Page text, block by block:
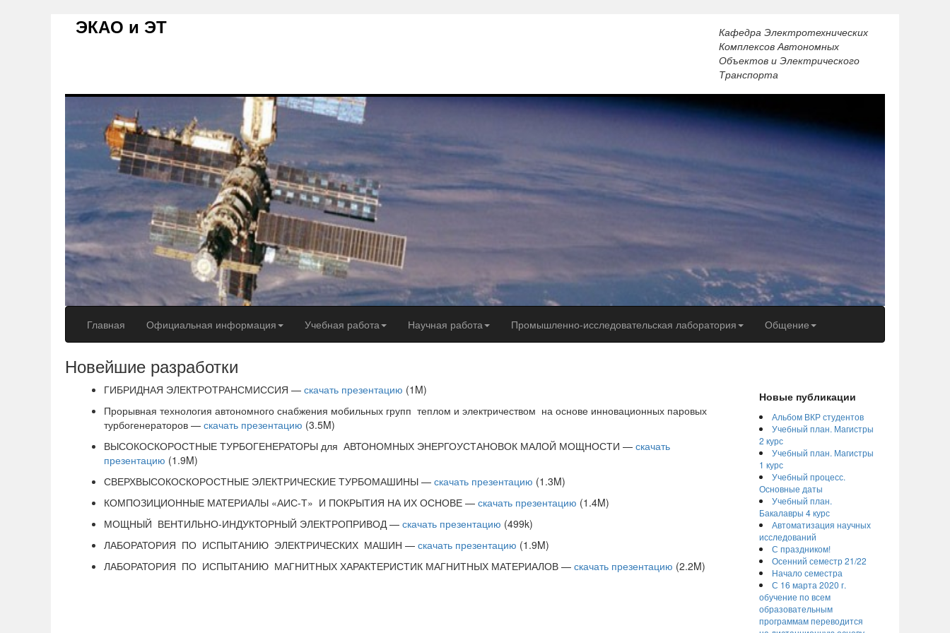
ЭКАО и ЭТ
Кафедра Электротехнических
Комплексов Автономных
Объектов и Электрического
Транспорта
Главная Официальная информация Учебная работа Научная работа Промышленно-исследовательская лаборатория Общение
Новейшие разработки
ГИБРИДНАЯ ЭЛЕКТРОТРАНСМИССИЯ — скачать презентацию (1M)
Прорывная технология автономного снабжения мобильных групп теплом и электричеством на основе инновационных паровых
турбогенераторов — скачать презентацию (3.5M)
ВЫСОКОСКОРОСТНЫЕ ТУРБОГЕНЕРАТОРЫ для АВТОНОМНЫХ ЭНЕРГОУСТАНОВОК МАЛОЙ МОЩНОСТИ — скачать
презентацию (1.9M)
СВЕРХВЫСОКОСКОРОСТНЫЕ ЭЛЕКТРИЧЕСКИЕ ТУРБОМАШИНЫ — скачать презентацию (1.3M)
КОМПОЗИЦИОННЫЕ МАТЕРИАЛЫ «АИС-Т» И ПОКРЫТИЯ НА ИХ ОСНОВЕ — скачать презентацию (1.4M)
МОЩНЫЙ ВЕНТИЛЬНО-ИНДУКТОРНЫЙ ЭЛЕКТРОПРИВОД — скачать презентацию (499k)
ЛАБОРАТОРИЯ ПО ИСПЫТАНИЮ ЭЛЕКТРИЧЕСКИХ МАШИН — скачать презентацию (1.9M)
ЛАБОРАТОРИЯ ПО ИСПЫТАНИЮ МАГНИТНЫХ ХАРАКТЕРИСТИК МАГНИТНЫХ МАТЕРИАЛОВ — скачать презентацию (2.2M)
Новые публикации
Альбом ВКР студентов
Учебный план. Магистры
2 курс
Учебный план. Магистры
1 курс
Учебный процесс.
Основные даты
Учебный план.
Бакалавры 4 курс
Автоматизация научных
исследований
С праздником!
Осенний семестр 21/22
Начало семестра
С 16 марта 2020 г.
обучение по всем
образовательным
программам переводится